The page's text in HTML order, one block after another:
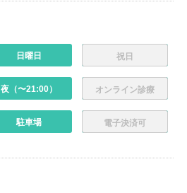
日曜日 祝日
夜（〜21:00） オンライン診療
駐車場 電子決済可